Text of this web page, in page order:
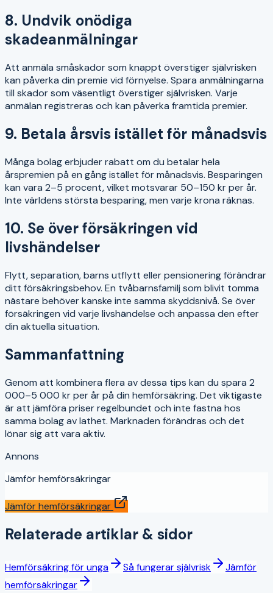
8. Undvik onödiga
skadeanmälningar
Att anmäla småskador som knappt överstiger självrisken
kan påverka din premie vid förnyelse. Spara anmälningarna
till skador som väsentligt överstiger självrisken. Varje
anmälan registreras och kan påverka framtida premier.
9. Betala årsvis istället för månadsvis
Många bolag erbjuder rabatt om du betalar hela
årspremien på en gång istället för månadsvis. Besparingen
kan vara 2–5 procent, vilket motsvarar 50–150 kr per år.
Inte världens största besparing, men varje krona räknas.
10. Se över försäkringen vid
livshändelser
Flytt, separation, barns utflytt eller pensionering förändrar
ditt försäkringsbehov. En tvåbarnsfamilj som blivit tomma
nästare behöver kanske inte samma skyddsnivå. Se över
försäkringen vid varje livshändelse och anpassa den efter
din aktuella situation.
Sammanfattning
Genom att kombinera flera av dessa tips kan du spara 2
000–5 000 kr per år på din hemförsäkring. Det viktigaste
är att jämföra priser regelbundet och inte fastna hos
samma bolag av lathet. Marknaden förändras och det
lönar sig att vara aktiv.
Annons
Jämför hemförsäkringar
Jämför hemförsäkringar
Relaterade artiklar & sidor
Hemförsäkring för unga Så fungerar självrisk
Jämför
hemförsäkringar